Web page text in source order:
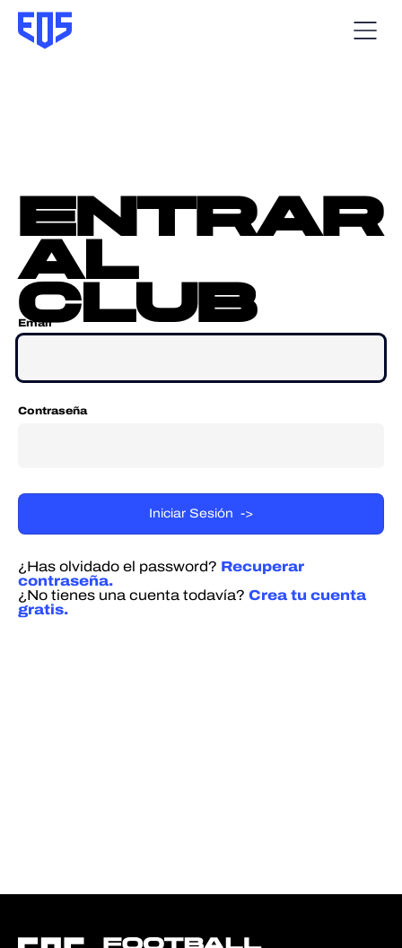
entrar
al
club
Email
Contraseña
¿Has olvidado el password? Recuperar
contraseña.
¿No tienes una cuenta todavía? Crea tu cuenta
gratis.